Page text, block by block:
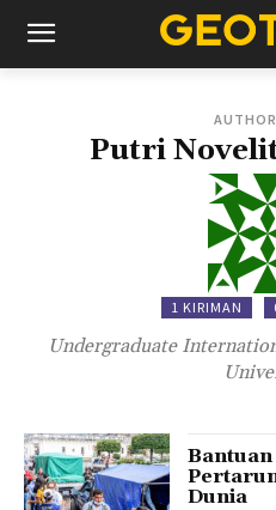
Putri
1 KIRIMAN
Undergraduate
Dunia